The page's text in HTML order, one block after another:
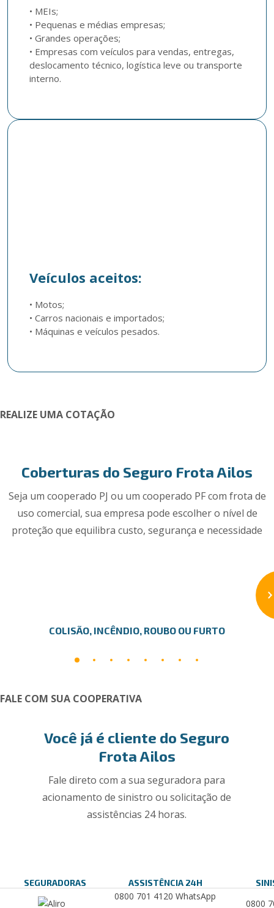
• MEIs;
• Pequenas e médias empresas;
• Grandes operações;
• Empresas com veículos para vendas, entregas,
deslocamento técnico, logística leve ou transporte
interno.
Veículos aceitos:
• Motos;
• Carros nacionais e importados;
• Máquinas e veículos pesados.
REALIZE UMA COTAÇÃO
Coberturas do Seguro Frota Ailos
Seja um cooperado PJ ou um cooperado PF com frota de
uso comercial, sua empresa pode escolher o nível de
proteção que equilibra custo, segurança e necessidade
COLISÃO, INCÊNDIO, ROUBO OU FURTO
FALE COM SUA COOPERATIVA
Você já é cliente do Seguro
Frota Ailos
Fale direto com a sua seguradora para
acionamento de sinistro ou solicitação de
assistências 24 horas.
SEGURADORAS ASSISTÊNCIA 24H
0800 701 4120 WhatsApp
0800